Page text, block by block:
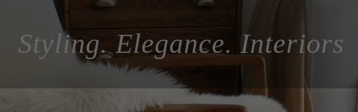
Styling. Elegance. Interiors